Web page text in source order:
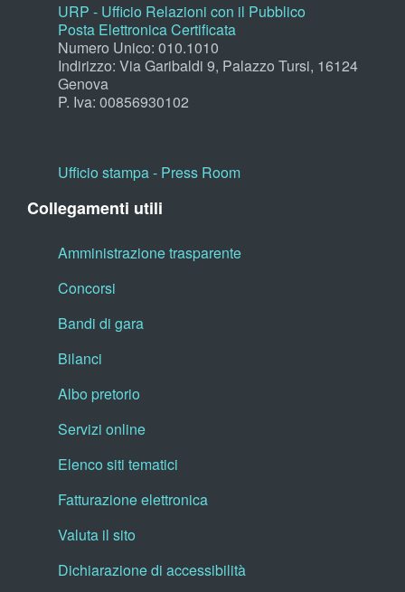
URP - Ufficio Relazioni con il Pubblico
Posta Elettronica Certificata
Numero Unico: 010.1010
Indirizzo: Via Garibaldi 9, Palazzo Tursi, 16124
Genova
P. Iva: 00856930102
Ufficio stampa - Press Room
Collegamenti utili
Amministrazione trasparente
Concorsi
Bandi di gara
Bilanci
Albo pretorio
Servizi online
Elenco siti tematici
Fatturazione elettronica
Valuta il sito
Dichiarazione di accessibilità